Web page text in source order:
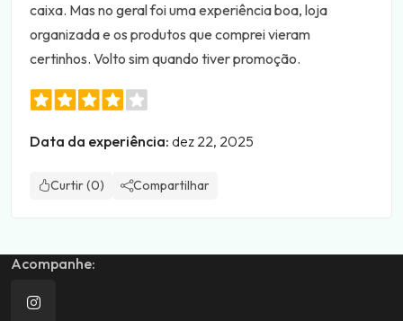
caixa. Mas no geral foi uma experiência boa, loja
organizada e os produtos que comprei vieram
certinhos. Volto sim quando tiver promoção.
Data da experiência: dez 22, 2025
Curtir (0) Compartilhar
Acompanhe: